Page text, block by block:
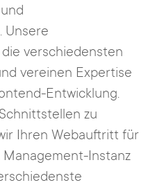
Unsere
verschiedensten
vereinen Expertise
Entwicklung.
zu
Ihren Webauftritt für
Instanz